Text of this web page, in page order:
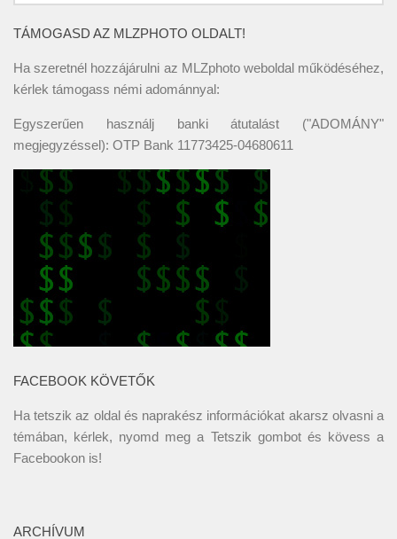
TÁMOGASD AZ MLZPHOTO OLDALT!
Ha szeretnél hozzájárulni az MLZphoto weboldal működéséhez,
kérlek támogass némi adománnyal:
Egyszerűen használj banki átutalást ("ADOMÁNY"
megjegyzéssel): OTP Bank 11773425-04680611
FACEBOOK KÖVETŐK
Ha tetszik az oldal és naprakész információkat akarsz olvasni a
témában, kérlek, nyomd meg a Tetszik gombot és kövess a
Facebookon is!
ARCHÍVUM